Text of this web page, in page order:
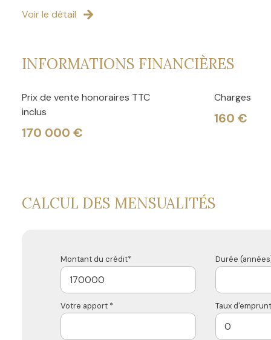
Voir le détail
INFORMATIONS FINANCIÈRES
Prix de vente honoraires TTC
inclus
170 000 €
Charges
160 €
CALCUL DES MENSUALITÉS
Montant du crédit* Durée
Votre apport * Taux